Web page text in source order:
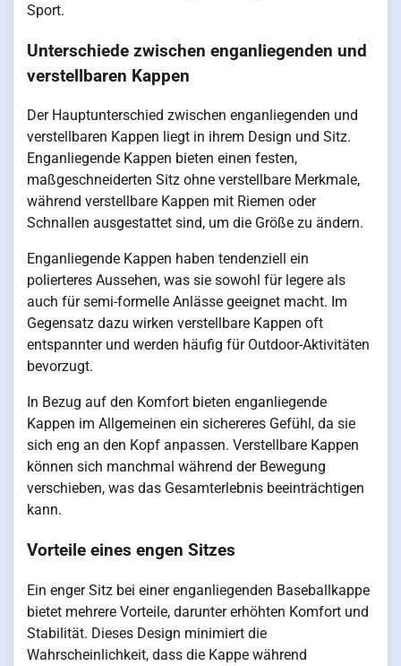
Sport.
Unterschiede zwischen enganliegenden und
verstellbaren Kappen
Der Hauptunterschied zwischen enganliegenden und
verstellbaren Kappen liegt in ihrem Design und Sitz.
Enganliegende Kappen bieten einen festen,
maßgeschneiderten Sitz ohne verstellbare Merkmale,
während verstellbare Kappen mit Riemen oder
Schnallen ausgestattet sind, um die Größe zu ändern.
Enganliegende Kappen haben tendenziell ein
polierteres Aussehen, was sie sowohl für legere als
auch für semi-formelle Anlässe geeignet macht. Im
Gegensatz dazu wirken verstellbare Kappen oft
entspannter und werden häufig für Outdoor-Aktivitäten
bevorzugt.
In Bezug auf den Komfort bieten enganliegende
Kappen im Allgemeinen ein sichereres Gefühl, da sie
sich eng an den Kopf anpassen. Verstellbare Kappen
können sich manchmal während der Bewegung
verschieben, was das Gesamterlebnis beeinträchtigen
kann.
Vorteile eines engen Sitzes
Ein enger Sitz bei einer enganliegenden Baseballkappe
bietet mehrere Vorteile, darunter erhöhten Komfort und
Stabilität. Dieses Design minimiert die
Wahrscheinlichkeit, dass die Kappe während